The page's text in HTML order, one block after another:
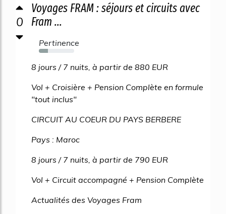
0
Voyages FRAM : séjours et circuits avec
Fram ...
Pertinence
26%
8 jours / 7 nuits, à partir de 880 EUR
Vol + Croisière + Pension Complète en formule
"tout inclus"
CIRCUIT AU COEUR DU PAYS BERBERE
Pays : Maroc
8 jours / 7 nuits, à partir de 790 EUR
Vol + Circuit accompagné + Pension Complète
Actualités des Voyages Fram